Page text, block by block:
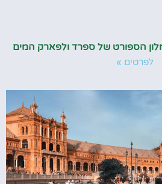
הספורט של ספרד ולפארק המים
לפרטים »